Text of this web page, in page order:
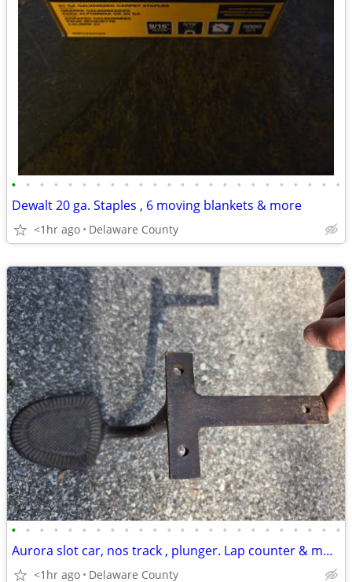
• • • • • • • • • • • • • • • • • • • • • • • •
Dewalt 20 ga. Staples , 6 moving blankets & more
<1hr ago Delaware County
• • • • • • • • • • • • • • • • • • • • • • • •
Aurora slot car, nos track , plunger. Lap counter & more
<1hr ago Delaware County